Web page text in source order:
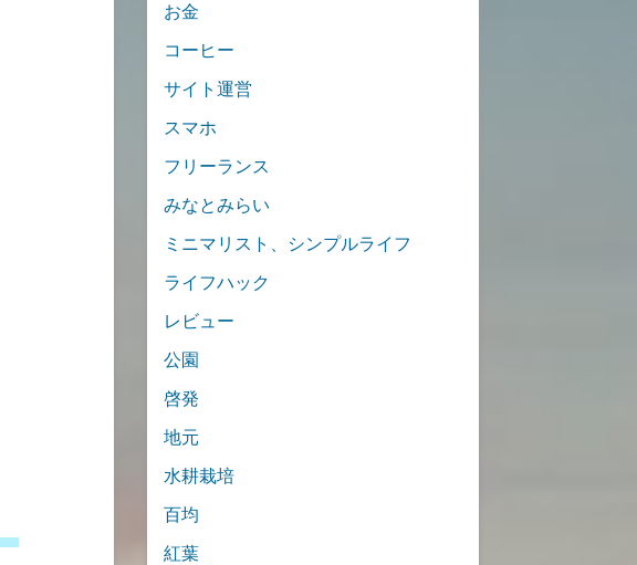
お金
コーヒー
サイト運営
スマホ
フリーランス
みなとみらい
ミニマリスト、シンプルライフ
ライフハック
レビュー
公園
啓発
地元
水耕栽培
百均
紅葉